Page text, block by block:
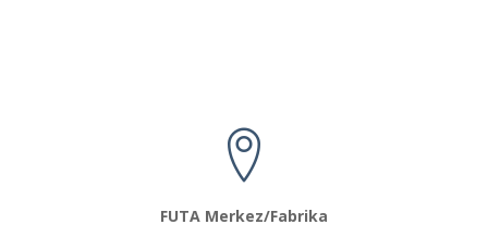
FUTA Merkez/Fabrika